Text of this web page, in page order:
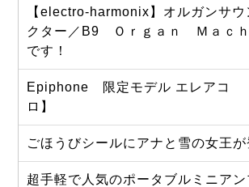
【electro-harmonix】オルガンサウ
クター／B9 Ｏｒｇａｎ Ｍａｃ
です！
Epiphone 限定モデル エレアコ
ロ】
ごほうびシールにアナと雪の女王
超手軽で人気のポータブルミニアン